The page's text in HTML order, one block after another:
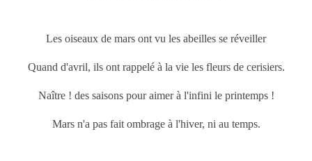
Les oiseaux de mars ont vu les abeilles se réveiller
Quand d'avril, ils ont rappelé à la vie les fleurs de cerisiers.
Naître ! des saisons pour aimer à l'infini le printemps !
Mars n'a pas fait ombrage à l'hiver, ni au temps.